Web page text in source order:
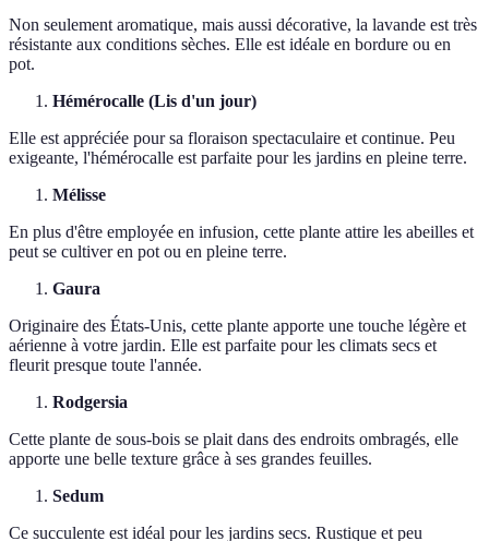
Non seulement aromatique, mais aussi décorative, la lavande est très
résistante aux conditions sèches. Elle est idéale en bordure ou en
pot.
Hémérocalle (Lis d'un jour)
Elle est appréciée pour sa floraison spectaculaire et continue. Peu
exigeante, l'hémérocalle est parfaite pour les jardins en pleine terre.
Mélisse
En plus d'être employée en infusion, cette plante attire les abeilles et
peut se cultiver en pot ou en pleine terre.
Gaura
Originaire des États-Unis, cette plante apporte une touche légère et
aérienne à votre jardin. Elle est parfaite pour les climats secs et
fleurit presque toute l'année.
Rodgersia
Cette plante de sous-bois se plait dans des endroits ombragés, elle
apporte une belle texture grâce à ses grandes feuilles.
Sedum
Ce succulente est idéal pour les jardins secs. Rustique et peu